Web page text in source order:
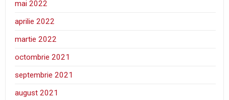
mai 2022
aprilie 2022
martie 2022
octombrie 2021
septembrie 2021
august 2021